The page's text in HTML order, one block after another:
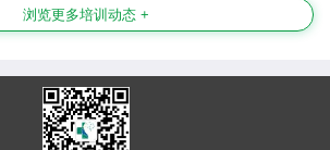
浏览更多培训动态 +